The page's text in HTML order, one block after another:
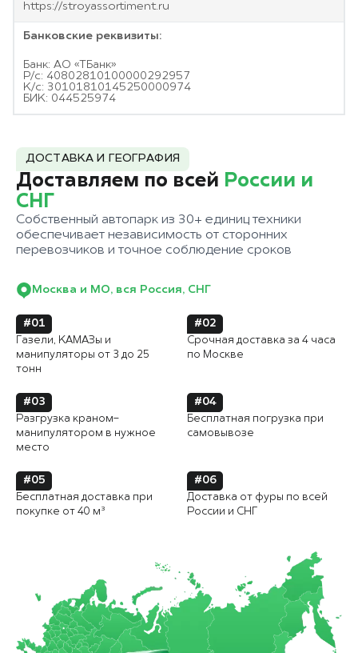
https://stroyassortiment.ru
Банковские реквизиты:
Банк: АО «ТБанк»
Р/с: 40802810100000292957
К/с: 30101810145250000974
БИК: 044525974
ДОСТАВКА И ГЕОГРАФИЯ
Доставляем по всей России и
СНГ
Собственный автопарк из 30+ единиц техники
обеспечивает независимость от сторонних
перевозчиков и точное соблюдение сроков
Москва и МО, вся Россия, СНГ
#01
Газели, КАМАЗы и
манипуляторы от 3 до 25
тонн
#02
Срочная доставка за 4 часа
по Москве
#03
Разгрузка краном-
манипулятором в нужное
место
#04
Бесплатная погрузка при
самовывозе
#05
Бесплатная доставка при
покупке от 40 м³
#06
Доставка от фуры по всей
России и СНГ